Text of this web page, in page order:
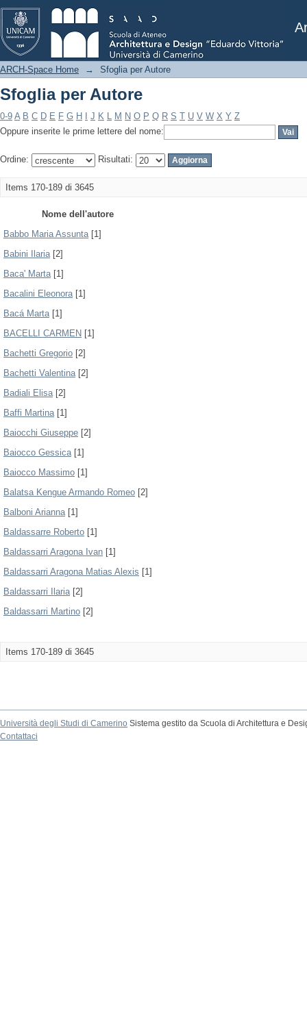
Sfoglia per Autore
ARCH-Space Home → Sfoglia per Autore
Sfoglia per Autore
0-9 A B C D E F G H J K L M N O P Q R S T U V W X Y Z
Oppure inserite le prime lettere del nome:
Ordine: Risultati:
Items 170-189 di 3645
Nome dell'autore
Babbo Maria Assunta[1]
Babini Ilaria[2]
Baca' Marta[1]
Bacalini Eleonora[1]
Bacá Marta[1]
BACELLI CARMEN [1]
Bachetti Gregorio [2]
Bachetti Valentina[2]
Badiali Elisa[2]
Baffi Martina[1]
Baiocchi Giuseppe [2]
Baiocco Gessica[1]
Baiocco Massimo [1]
Balatsa Kengue Armando Romeo [2]
Balboni Arianna[1]
Baldassarre Roberto [1]
Baldassarri Aragona Ivan [1]
Baldassarri Aragona Matias Alexis [1]
Baldassarri Ilaria[2]
Baldassarri Martino [2]
Items 170-189 di 3645
Università degli Studi di Camerino Sistema gestito da Scuola di Architettura e
Contattaci